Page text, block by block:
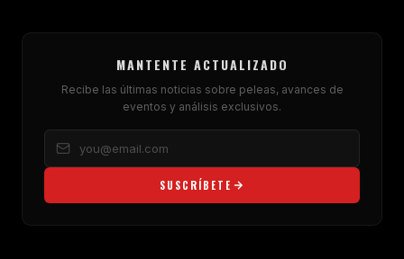
MANTENTE ACTUALIZADO
Recibe las últimas noticias sobre peleas, avances de
eventos y análisis exclusivos.
SUSCRÍBETE